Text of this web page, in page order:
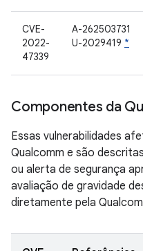
CVE-
2022-
47339
A-262503731
U-2029419 *
Componentes da
Essas vulnerabilidades
Qualcomm e são
ou alerta de segurança
avaliação de gravidade
diretamente pela